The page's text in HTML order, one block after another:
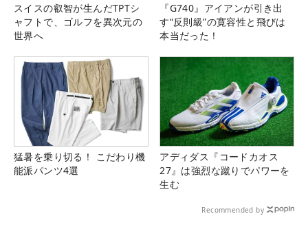
スイスの叡智が生んだTPTシ
ャフトで、ゴルフを異次元の
世界へ
『G740』アイアンが引き出
す“反則級”の寛容性と飛びは
本当だった！
猛暑を乗り切る！ こだわり機
能派パンツ4選
アディダス『コードカオス
27』は強烈な蹴りでパワーを
生む
Recommended by